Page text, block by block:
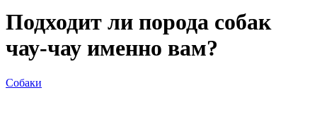
Подходит ли порода собак
чау-чау именно вам?
Собаки